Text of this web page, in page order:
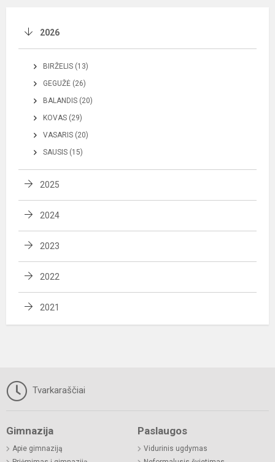
2026
BIRŽELIS (13)
GEGUŽĖ (26)
BALANDIS (20)
KOVAS (29)
VASARIS (20)
SAUSIS (15)
2025
2024
2023
2022
2021
Tvarkaraščiai
Gimnazija
Apie gimnaziją
Paslaugos
Vidurinis ugdymas